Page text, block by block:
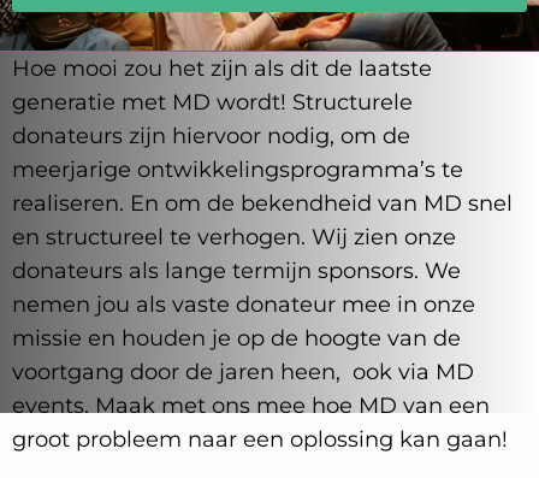
Hoe mooi zou het zijn als dit de laatste
generatie met MD wordt! Structurele
donateurs zijn hiervoor nodig, om de
meerjarige ontwikkelingsprogramma’s te
realiseren. En om de bekendheid van MD snel
en structureel te verhogen. Wij zien onze
donateurs als lange termijn sponsors. We
nemen jou als vaste donateur mee in onze
missie en houden je op de hoogte van de
voortgang door de jaren heen, ook via MD
events. Maak met ons mee hoe MD van een
groot probleem naar een oplossing kan gaan!